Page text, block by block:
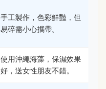
手工製作，色彩鮮豔，但
易碎需小心攜帶。
使用沖繩海藻，保濕效果
好，送女性朋友不錯。